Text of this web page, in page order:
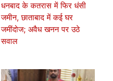
धनबाद के कतरास में फिर धंसी
जमीन, छाताबाद में कई घर
जमींदोज; अवैध खनन पर उठे
सवाल